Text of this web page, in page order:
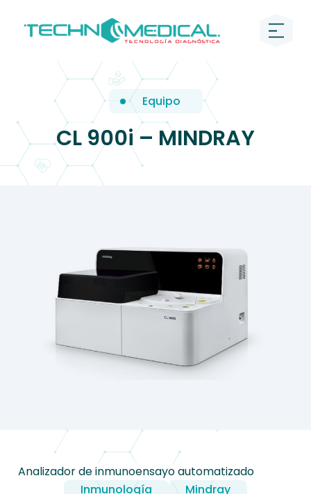
Equipo
CL 900i – MINDRAY
Analizador de inmunoensayo automatizado
Inmunología
Mindray